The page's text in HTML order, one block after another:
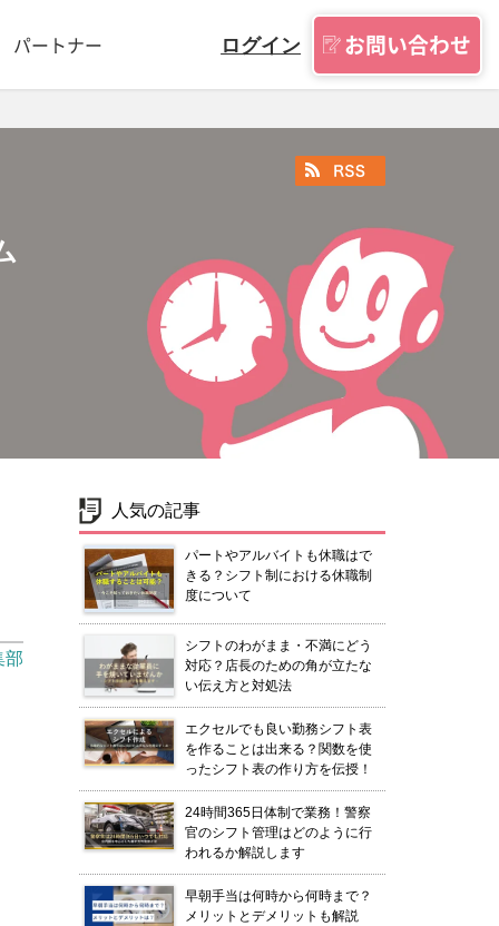
パートナー ログイン お問い合わせ
部
人気の記事
パートやアルバイトも休職はで
きる？シフト制における休職制
度について
シフトのわがまま・不満にどう
対応？店長のための角が立たな
い伝え方と対処法
エクセルでも良い勤務シフト表
を作ることは出来る？関数を使
ったシフト表の作り方を伝授！
24時間365日体制で業務！警察
官のシフト管理はどのように行
われるか解説します
早朝手当は何時から何時まで？
メリットとデメリットも解説